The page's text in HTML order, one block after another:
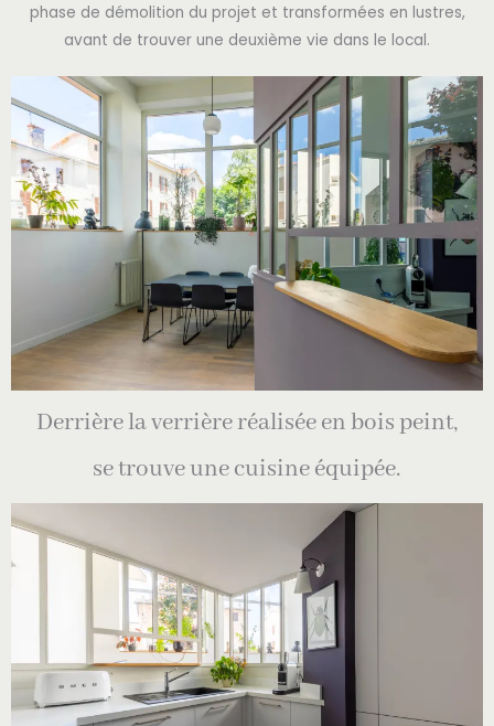
phase de démolition du projet et transformées en lustres,
avant de trouver une deuxième vie dans le local.
Derrière la verrière réalisée en bois peint,
se trouve une cuisine équipée.